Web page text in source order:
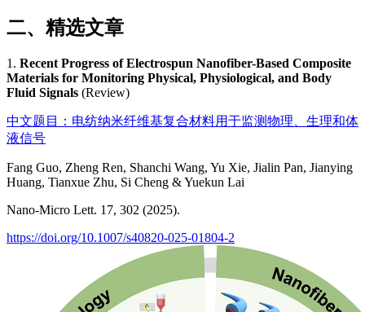
二、精选文章
1. Recent Progress of Electrospun Nanofiber-Based Composite
Materials for Monitoring Physical, Physiological, and Body
Fluid Signals (Review)
中文题目：电纺纳米纤维基复合材料用于监测物理、生理和体
液信号
Fang Guo, Zheng Ren, Shanchi Wang, Yu Xie, Jialin Pan, Jianying
Huang, Tianxue Zhu, Si Cheng & Yuekun Lai
Nano-Micro Lett. 17, 302 (2025).
https://doi.org/10.1007/s40820-025-01804-2